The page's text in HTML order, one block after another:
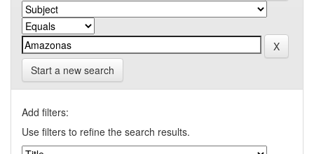
Start a new search
Add filters:
Use filters to refine the search results.